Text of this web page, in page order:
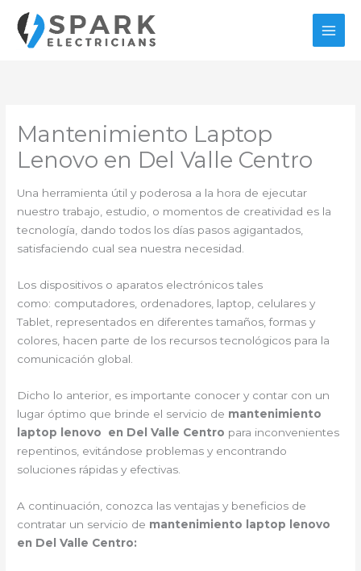
contenido
Mantenimiento Laptop
Lenovo en Del Valle Centro
Una herramienta útil y poderosa a la hora de ejecutar
nuestro trabajo, estudio, o momentos de creatividad es la
tecnología, dando todos los días pasos agigantados,
satisfaciendo cual sea nuestra necesidad.
Los dispositivos o aparatos electrónicos tales
como: computadores, ordenadores, laptop, celulares y
Tablet, representados en diferentes tamaños, formas y
colores, hacen parte de los recursos tecnológicos para la
comunicación global.
Dicho lo anterior, es importante conocer y contar con un
lugar óptimo que brinde el servicio de mantenimiento
laptop lenovo en Del Valle Centro para inconvenientes
repentinos, evitándose problemas y encontrando
soluciones rápidas y efectivas.
A continuación, conozca las ventajas y beneficios de
contratar un servicio de mantenimiento laptop lenovo
en Del Valle Centro: